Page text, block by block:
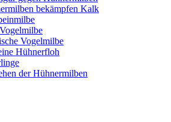
bekämpfen Kalk
Vogelmilbe
Hühnerfloh
der Hühnermilben